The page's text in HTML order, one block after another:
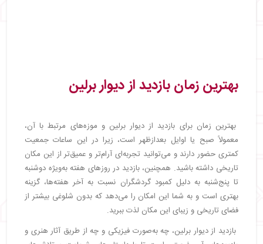
بهترین زمان بازدید از دیوار برلین
بهترین زمان برای بازدید از دیوار برلین و موزه‌های مرتبط با آن،
معمولاً صبح یا اوایل بعدازظهر است، زیرا در این ساعات جمعیت
کمتری حضور دارند و می‌توانید تجربه‌ای آرام‌تر و عمیق‌تر از این مکان
تاریخی داشته باشید. همچنین، بازدید در روزهای هفته به‌ویژه دوشنبه
تا پنج‌شنبه به دلیل کمبود گردشگران نسبت به آخر هفته‌ها، گزینه
بهتری است و به شما این امکان را می‌دهد که بدون شلوغی بیشتر از
فضای تاریخی و زیبای این مکان لذت ببرید.
بازدید از دیوار برلین، چه به‌صورت فیزیکی و چه از طریق آثار هنری و